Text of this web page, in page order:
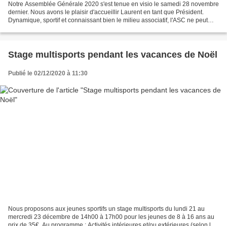
Notre Assemblée Générale 2020 s'est tenue en visio le samedi 28 novembre
dernier. Nous avons le plaisir d'accueillir Laurent en tant que Président.
Dynamique, sportif et connaissant bien le milieu associatif, l'ASC ne peut
Stage multisports pendant les vacances de Noël
Publié le 02/12/2020 à 11:30
Nous proposons aux jeunes sportifs un stage multisports du lundi 21 au
mercredi 23 décembre de 14h00 à 17h00 pour les jeunes de 8 à 16 ans au